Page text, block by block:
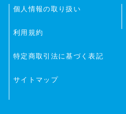
個人情報の取り扱い
利用規約
特定商取引法に基づく表記
サイトマップ